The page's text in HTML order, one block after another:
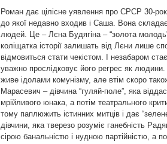
Роман дає цілісне уявлення про СРСР 30-
до якої недавно входив і Саша. Вона
людей. Це – Лєна Будягіна – “золота
коліщатка історії залишать від Лєни лише
відмовиться стати чекістом. І незабаром
уважно прослідковує його регрес як
живе ідолами комунізму, але втім скоро
Марасевич – дівчина “гуляй-поле”, яка
мрійливого юнака, а потім театрального
тому паплюжить істинних митців і дає
дівчини, яка тверезо розуміє ганебність
сірою банальністю і нудною партійністю, а